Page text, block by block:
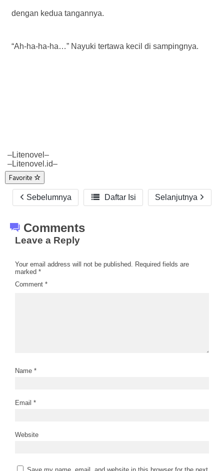
dengan kedua tangannya.
“Ah-ha-ha-ha…” Nayuki tertawa kecil di sampingnya.
–Litenovel–
–Litenovel.id–
Favorite
Sebelumnya  Daftar Isi Selanjutnya
Comments
Leave a Reply
Your email address will not be published. Required fields are
marked *
Comment *
Name *
Email *
Website